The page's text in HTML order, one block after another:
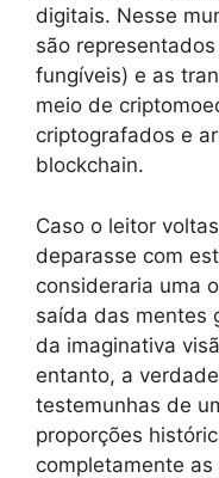
digitais. Nesse
são
fungíveis) e as
meio de
criptografados e
blockchain.
Caso o leitor
deparasse com
consideraria uma
saída das mentes
da imaginativa
entanto, a
testemunhas de
proporções
completamente